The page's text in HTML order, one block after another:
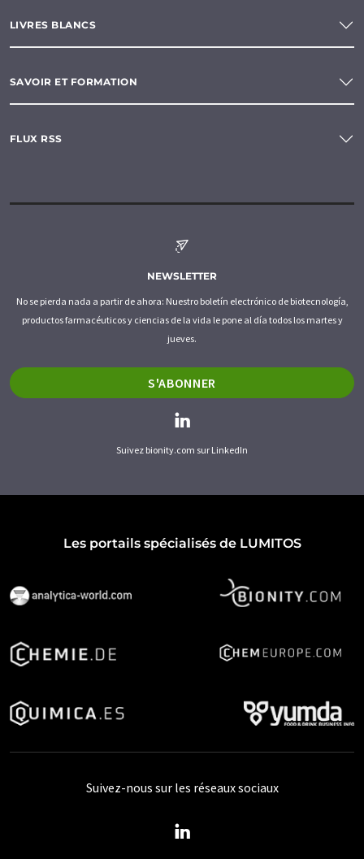
LIVRES BLANCS
SAVOIR ET FORMATION
FLUX RSS
NEWSLETTER
No se pierda nada a partir de ahora: Nuestro boletín electrónico de biotecnología,
productos farmacéuticos y ciencias de la vida le pone al día todos los martes y
jueves.
S'ABONNER
Suivez bionity.com sur LinkedIn
Les portails spécialisés de LUMITOS
Suivez-nous sur les réseaux sociaux